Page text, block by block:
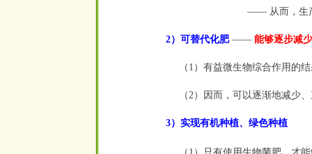
——从而，生
2）可替代化肥 —— 能够逐步减
（1）有益微生物综合作用的
（2）因而，可以逐渐地减少
3）实现有机种植、绿色种植